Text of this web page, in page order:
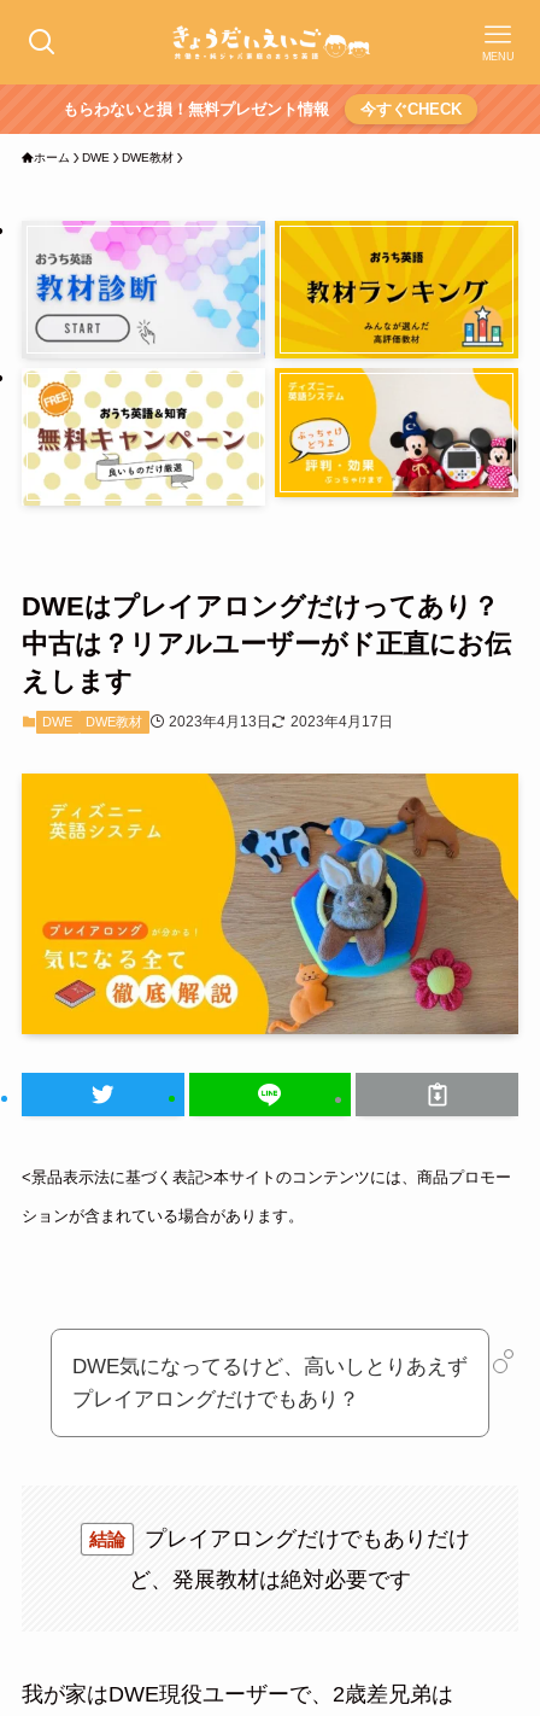
MENU
もらわないと損！無料プレゼント情報 今すぐCHECK
ホーム DWE DWE教材
DWEはプレイアロングだけってあり？
中古は？リアルユーザーがド正直にお伝
えします
DWE DWE教材 2023年4月13日 2023年4月17日
<景品表示法に基づく表記>本サイトのコンテンツには、商品プロモー
ションが含まれている場合があります。
DWE気になってるけど、高いしとりあえず
プレイアロングだけでもあり？
結論
プレイアロングだけでもありだけ
ど、発展教材は絶対必要です
我が家はDWE現役ユーザーで、2歳差兄弟は